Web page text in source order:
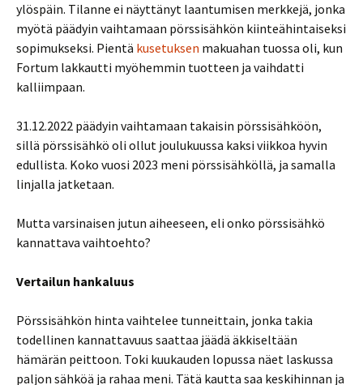
ylöspäin. Tilanne ei näyttänyt laantumisen merkkejä, jonka
myötä päädyin vaihtamaan pörssisähkön kiinteähintaiseksi
sopimukseksi. Pientä kusetuksen makuahan tuossa oli, kun
Fortum lakkautti myöhemmin tuotteen ja vaihdatti
kalliimpaan.
31.12.2022 päädyin vaihtamaan takaisin pörssisähköön,
sillä pörssisähkö oli ollut joulukuussa kaksi viikkoa hyvin
edullista. Koko vuosi 2023 meni pörssisähköllä, ja samalla
linjalla jatketaan.
Mutta varsinaisen jutun aiheeseen, eli onko pörssisähkö
kannattava vaihtoehto?
Vertailun hankaluus
Pörssisähkön hinta vaihtelee tunneittain, jonka takia
todellinen kannattavuus saattaa jäädä äkkiseltään
hämärän peittoon. Toki kuukauden lopussa näet laskussa
paljon sähköä ja rahaa meni. Tätä kautta saa keskihinnan ja